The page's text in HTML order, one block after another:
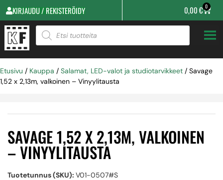
KIRJAUDU / REKISTERÖIDY 0,00€ 0
Etusivu / Kauppa / Salamat, LED-valot ja studiotarvikkeet / Savage
1,52 x 2,13m, valkoinen – Vinyylitausta
SAVAGE 1,52 X 2,13M, VALKOINEN
– VINYYLITAUSTA
Tuotetunnus (SKU): V01-0507#S